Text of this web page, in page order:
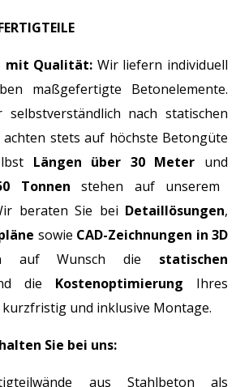
mit Qualität: Wir liefern individuell
maßgefertigte Betonelemente.
nach statischen
stets auf höchste Betongüte
Längen über 30 Meter und
Tonnen stehen auf unserem
beraten Sie bei Detaillösungen,
sowie CAD-Zeichnungen in 3D
auf Wunsch die statischen
die Kostenoptimierung Ihres
und inklusive Montage.
Sie bei uns:
aus Stahlbeton als